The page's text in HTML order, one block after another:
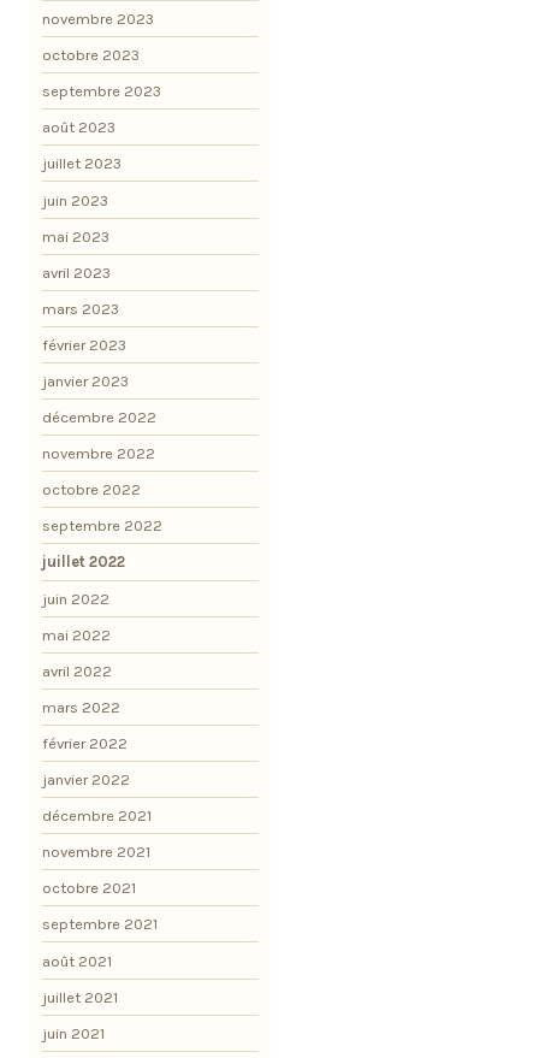
novembre 2023
octobre 2023
septembre 2023
août 2023
juillet 2023
juin 2023
mai 2023
avril 2023
mars 2023
février 2023
janvier 2023
décembre 2022
novembre 2022
octobre 2022
septembre 2022
juillet 2022
juin 2022
mai 2022
avril 2022
mars 2022
février 2022
janvier 2022
décembre 2021
novembre 2021
octobre 2021
septembre 2021
août 2021
juillet 2021
juin 2021